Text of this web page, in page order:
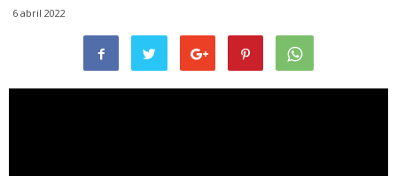
6 abril 2022